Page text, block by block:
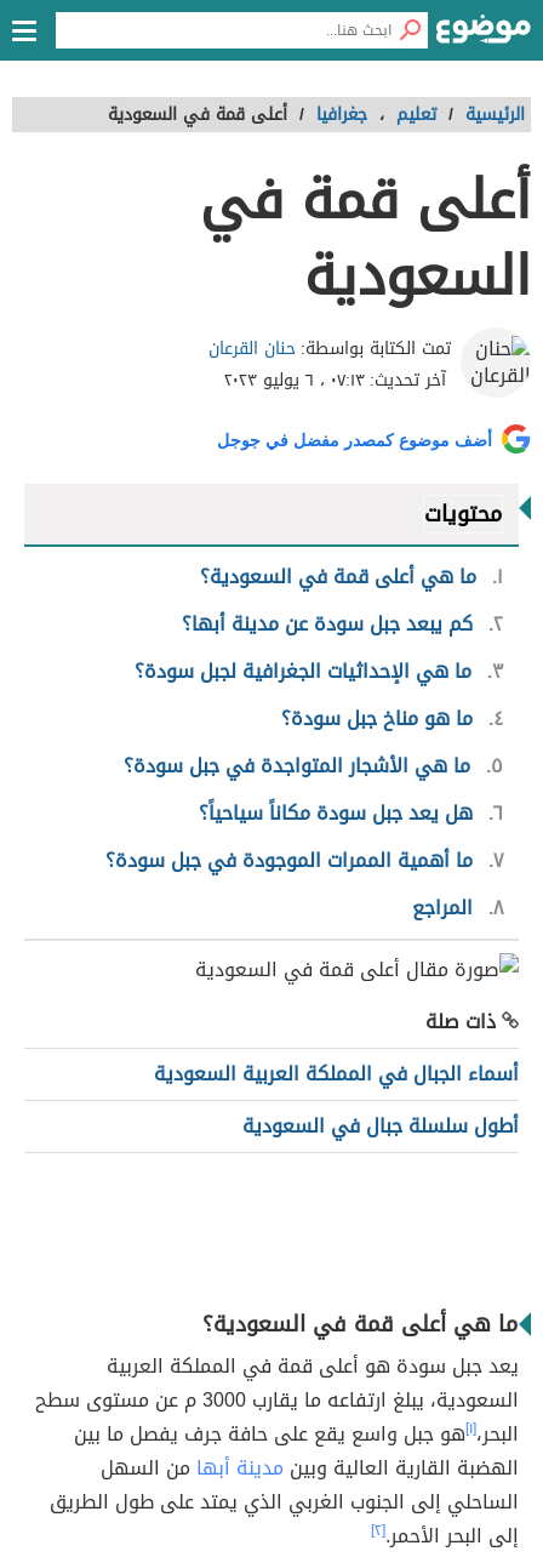
الرئيسية / تعليم ، جغرافيا / أعلى قمة في السعودية
أعلى قمة في
السعودية
تمت الكتابة بواسطة:حنان القرعان
آخر تحديث:٠٧:١٣ ، ٦ يوليو ٢٠٢٣
أضف موضوع كمصدر مفضل في جوجل
محتويات
١ ما هي أعلى قمة في السعودية؟
٢ كم يبعد جبل سودة عن مدينة أبها؟
٣ ما هي الإحداثيات الجغرافية لجبل سودة؟
٤ ما هو مناخ جبل سودة؟
٥ ما هي الأشجار المتواجدة في جبل سودة؟
٦ هل يعد جبل سودة مكاناً سياحياً؟
٧ ما أهمية الممرات الموجودة في جبل سودة؟
٨ المراجع
ذات صلة
أسماء الجبال في المملكة العربية السعودية
أطول سلسلة جبال في السعودية
ما هي أعلى قمة في السعودية؟
يعد جبل سودة هو أعلى قمة في المملكة العربية
السعودية، يبلغ ارتفاعه ما يقارب 3000 م عن مستوى سطح
البحر،[١] هو جبل واسع يقع على حافة جرف يفصل ما بين
الهضبة القارية العالية وبين مدينة أبها من السهل
الساحلي إلى الجنوب الغربي الذي يمتد على طول الطريق
إلى البحر الأحمر.[٢]